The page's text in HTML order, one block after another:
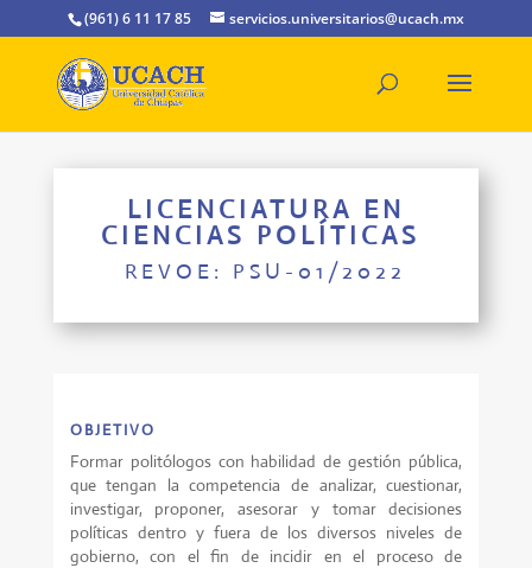
(961) 6 11 17 85 servicios.universitarios@ucach.mx
LICENCIATURA EN
CIENCIAS POLÍTICAS
REVOE: PSU-01/2022
OBJETIVO
Formar politólogos con habilidad de gestión pública,
que tengan la competencia de analizar, cuestionar,
investigar, proponer, asesorar y tomar decisiones
políticas dentro y fuera de los diversos niveles de
gobierno, con el fin de incidir en el proceso de